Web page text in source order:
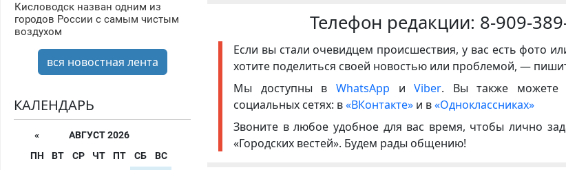
Телефон редакции: 8-909-
Если вы стали очевидцем происшествия, у вас есть фото
хотите поделиться своей новостью или проблемой, —
Мы доступны в WhatsApp иViber. Вы также можете
социальных сетях: в«ВКонтакте» и в«Одноклассниках»
Звоните в любое удобное для вас время, чтобы лично
«Городских вестей». Будем рады общению!
Кисловодск назван одним из
городов России с самым чистым
воздухом
вся новостная лента
КАЛЕНДАРЬ
«
АВГУСТ 2026
ПН
ВТ СР ЧТ ПТ СБ
ВС